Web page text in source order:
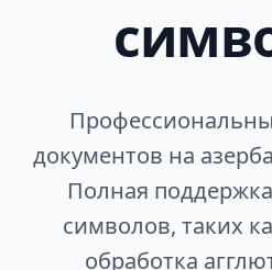
документов на
Полная
символов, таких
обработка